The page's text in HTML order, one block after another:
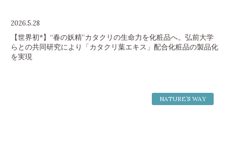
2026.5.28
【世界初*】“春の妖精”カタクリの生命力を化粧品へ。弘前大学
らとの共同研究により「カタクリ葉エキス」配合化粧品の製品化
を実現
NATURE’S WAY